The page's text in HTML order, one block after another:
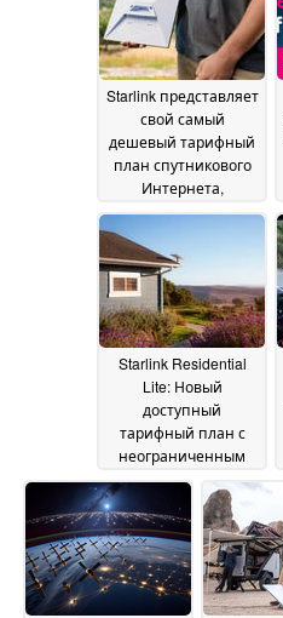
Starlink представляет
свой самый
дешевый тарифный
план спутникового
Интернета,
рассчитанный на
пользователей
March 2025
Starlink Residential
Lite: Новый
доступный
тарифный план с
неограниченным
объемом данных
введен в действие в
США03 March 2025